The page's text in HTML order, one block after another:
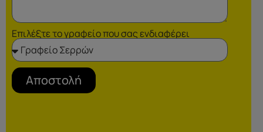
Επιλέξτε το γραφείο που σας ενδιαφέρει
Αποστολή